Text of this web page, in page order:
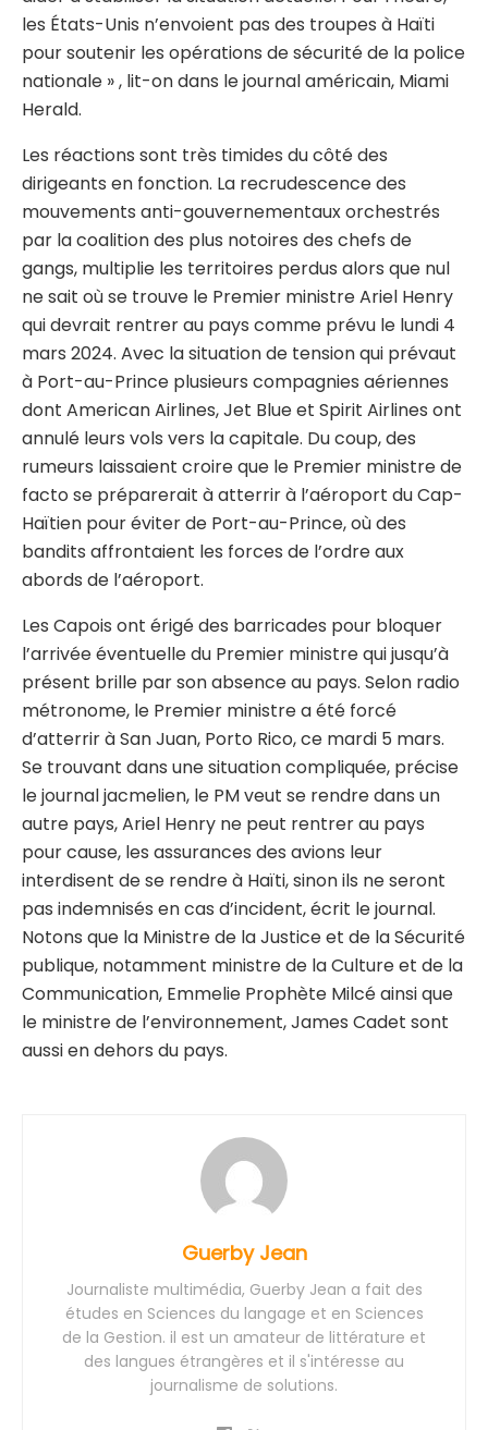
les États-Unis n’envoient pas des troupes à Haïti
pour soutenir les opérations de sécurité de la police
nationale » , lit-on dans le journal américain, Miami
Herald.
Les réactions sont très timides du côté des
dirigeants en fonction. La recrudescence des
mouvements anti-gouvernementaux orchestrés
par la coalition des plus notoires des chefs de
gangs, multiplie les territoires perdus alors que nul
ne sait où se trouve le Premier ministre Ariel Henry
qui devrait rentrer au pays comme prévu le lundi 4
mars 2024. Avec la situation de tension qui prévaut
à Port-au-Prince plusieurs compagnies aériennes
dont American Airlines, Jet Blue et Spirit Airlines ont
annulé leurs vols vers la capitale. Du coup, des
rumeurs laissaient croire que le Premier ministre de
facto se préparerait à atterrir à l’aéroport du Cap-
Haïtien pour éviter de Port-au-Prince, où des
bandits affrontaient les forces de l’ordre aux
abords de l’aéroport.
Les Capois ont érigé des barricades pour bloquer
l’arrivée éventuelle du Premier ministre qui jusqu’à
présent brille par son absence au pays. Selon radio
métronome, le Premier ministre a été forcé
d’atterrir à San Juan, Porto Rico, ce mardi 5 mars.
Se trouvant dans une situation compliquée, précise
le journal jacmelien, le PM veut se rendre dans un
autre pays, Ariel Henry ne peut rentrer au pays
pour cause, les assurances des avions leur
interdisent de se rendre à Haïti, sinon ils ne seront
pas indemnisés en cas d’incident, écrit le journal.
Notons que la Ministre de la Justice et de la Sécurité
publique, notamment ministre de la Culture et de la
Communication, Emmelie Prophète Milcé ainsi que
le ministre de l’environnement, James Cadet sont
aussi en dehors du pays.
Guerby Jean
Journaliste multimédia, Guerby Jean a fait des
études en Sciences du langage et en Sciences
de la Gestion. il est un amateur de littérature et
des langues étrangères et il s'intéresse au
journalisme de solutions.